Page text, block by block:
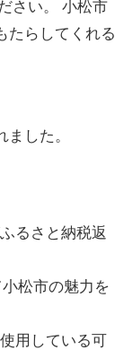
さい。 小松市
たらしてくれる
した。
るさと納税返
松市の魅力を
用している可